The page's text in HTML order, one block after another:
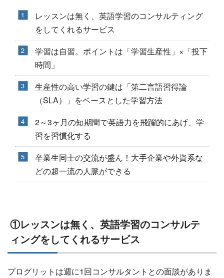
レッスンは無く、英語学習のコンサルティング
をしてくれるサービス
学習は自習。ポイントは「学習生産性」×「投下
時間」
生産性の高い学習の鍵は「第二言語習得論
（SLA）」をベースとした学習方法
2～3ヶ月の短期間で英語力を飛躍的にあげ、学
習を習慣化する
卒業生同士の交流が盛ん！大手企業や外資系な
どの超一流の人脈ができる
①レッスンは無く、英語学習のコンサルテ
ィングをしてくれるサービス
プログリットは週に1回コンサルタントとの面談がありま